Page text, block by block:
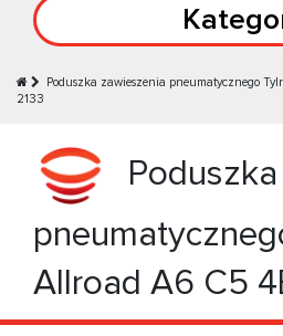
Poduszka zawieszenia pneumatycznego
2133
Allroad A6 C5